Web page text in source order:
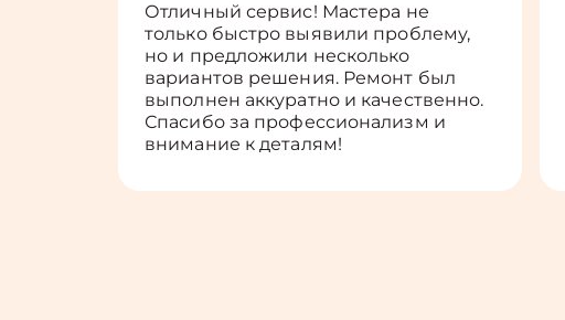
Отличный сервис! Мастера не
только быстро выявили проблему,
но и предложили несколько
вариантов решения. Ремонт был
выполнен аккуратно и качественно.
Спасибо за профессионализм и
внимание к деталям!